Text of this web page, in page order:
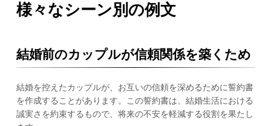
様々なシーン別の例文
結婚前のカップルが信頼関係を築くため
結婚を控えたカップルが、お互いの信頼を深めるために誓約書
を作成することがあります。この誓約書は、結婚生活における
誠実さを約束するもので、将来の不安を軽減する役割を果たし